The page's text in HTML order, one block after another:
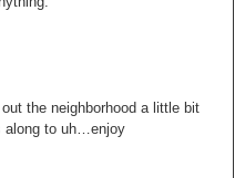
the neighborhood a little bit
along to uh…enjoy